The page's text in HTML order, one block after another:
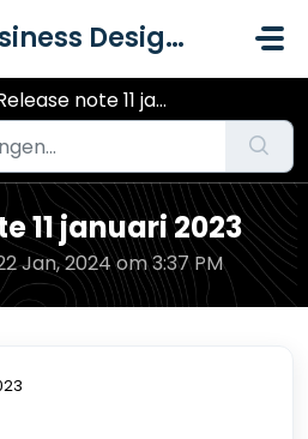
SERA Business Design B.V.
note 11 januari 2023
11 januari 2023
Jan, 2024 om 3:37 PM